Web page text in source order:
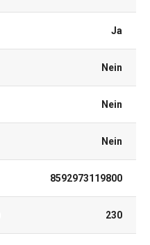
Ja
Nein
Nein
Nein
8592973119800
230